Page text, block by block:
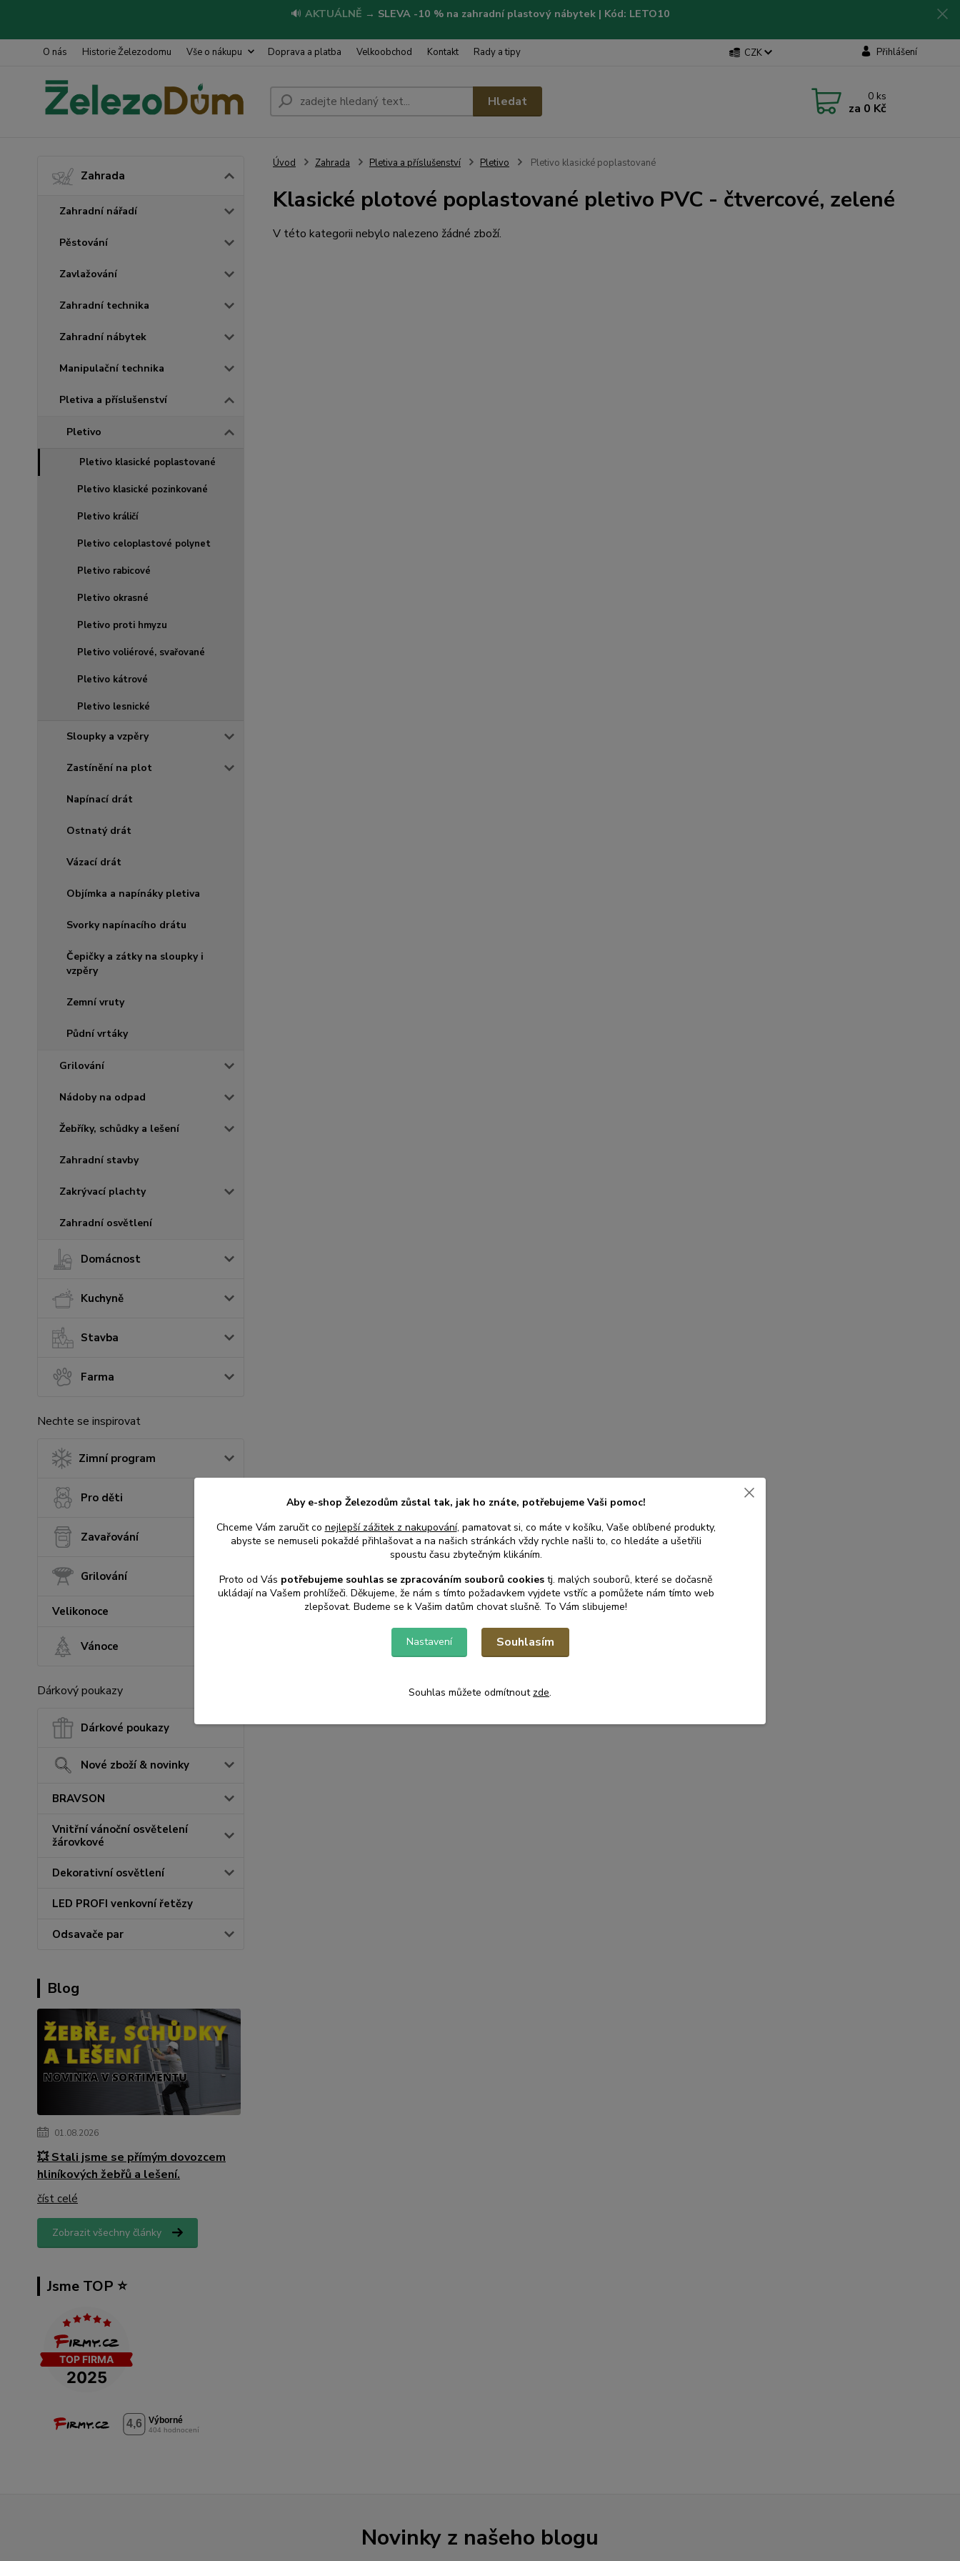
🔊 AKTUÁLNĚ → SLEVA -10 % na zahradní plastový nábytek | Kód: LETO10
O nás Historie Železodomu Vše o nákupu Doprava a platba Velkoobchod Kontakt Rady a tipy CZK Přihlášení
Hledat 0 ks
za 0 Kč
Zahrada
Zahradní nářadí
Pěstování
Zavlažování
Zahradní technika
Zahradní nábytek
Manipulační technika
Pletiva a příslušenství
Pletivo
Pletivo klasické poplastované
Pletivo klasické pozinkované
Pletivo králičí
Pletivo celoplastové polynet
Pletivo rabicové
Pletivo okrasné
Pletivo proti hmyzu
Pletivo voliérové, svařované
Pletivo kátrové
Pletivo lesnické
Sloupky a vzpěry
Zastínění na plot
Napínací drát
Ostnatý drát
Vázací drát
Objímka a napínáky pletiva
Svorky napínacího drátu
Čepičky a zátky na sloupky i
vzpěry
Zemní vruty
Půdní vrtáky
Grilování
Nádoby na odpad
Žebříky, schůdky a lešení
Zahradní stavby
Zakrývací plachty
Zahradní osvětlení
Domácnost
Kuchyně
Stavba
Farma
Nechte se inspirovat
Zimní program
Pro děti
Zavařování
Grilování
Velikonoce
Vánoce
Dárkový poukazy
Dárkové poukazy
Nové zboží & novinky
BRAVSON
Vnitřní vánoční osvětelení
žárovkové
Dekorativní osvětlení
LED PROFI venkovní řetězy
Odsavače par
Blog
01.08.2026
💥 Stali jsme se přímým dovozcem
hliníkových žebřů a lešení.
číst celé
Zobrazit všechny články
Jsme TOP ⭐️
Úvod Zahrada Pletiva a příslušenství Pletivo Pletivo klasické poplastované
Klasické plotové poplastované pletivo PVC - čtvercové, zelené
V této kategorii nebylo nalezeno žádné zboží.
Novinky z našeho blogu
Aby e-shop Železodům zůstal tak, jak ho znáte, potřebujeme Vaši pomoc!
Chceme Vám zaručit co nejlepší zážitek z nakupování, pamatovat si, co máte v košíku, Vaše oblíbené produkty,
abyste se nemuseli pokaždé přihlašovat a na našich stránkách vždy rychle našli to, co hledáte a ušetřili
spoustu času zbytečným klikáním.
Proto od Vás potřebujeme souhlas se zpracováním souborů cookies tj. malých souborů, které se dočasně
ukládají na Vašem prohlížeči. Děkujeme, že nám s tímto požadavkem vyjdete vstříc a pomůžete nám tímto web
zlepšovat. Budeme se k Vašim datům chovat slušně. To Vám slibujeme!
Nastavení Souhlasím
Souhlas můžete odmítnout zde.